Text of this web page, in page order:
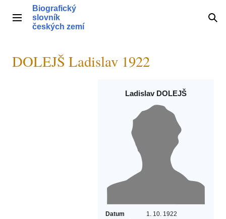
obsahHlavní menu
Biografický
slovník
českých zemí
DOLEJŠ Ladislav 1922
Ladislav DOLEJŠ
Datum
1. 10. 1922